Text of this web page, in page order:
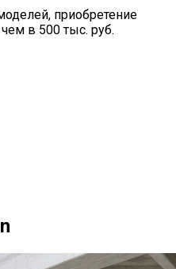
приобретение
в 500 тыс. руб.